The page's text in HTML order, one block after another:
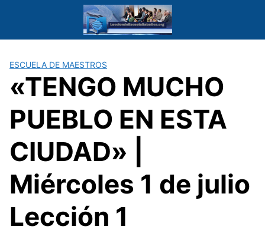
ESCUELA DE MAESTROS
«TENGO MUCHO
PUEBLO EN ESTA
CIUDAD» |
Miércoles 1 de julio
Lección 1